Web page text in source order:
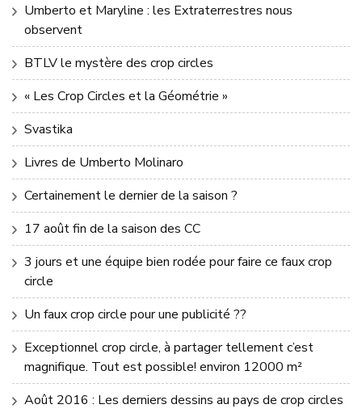
Umberto et Maryline : les Extraterrestres nous
observent
BTLV le mystère des crop circles
« Les Crop Circles et la Géométrie »
Svastika
Livres de Umberto Molinaro
Certainement le dernier de la saison ?
17 août fin de la saison des CC
3 jours et une équipe bien rodée pour faire ce faux crop
circle
Un faux crop circle pour une publicité ??
Exceptionnel crop circle, à partager tellement c’est
magnifique. Tout est possible! environ 12000 m²
Août 2016 : Les derniers dessins au pays de crop circles